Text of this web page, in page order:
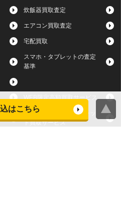
はこちら
炊飯器買取査定
エアコン買取査定
宅配買取
スマホ・タブレットの査定
基準
WEB限定高額買取サービス
法人向けスマホ・タブレッ
ト買取サービス